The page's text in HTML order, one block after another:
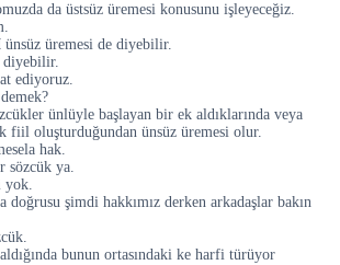
da üstsüz üremesi konusunu işleyeceğiz.
üremesi de diyebilir.
diyebilir.
ediyoruz.
ünlüyle başlayan bir ek aldıklarında veya
fiil oluşturduğundan ünsüz üremesi olur.
hak.
sözcük ya.
yok.
şimdi hakkımız derken arkadaşlar bakın
bunun ortasındaki ke harfi türüyor